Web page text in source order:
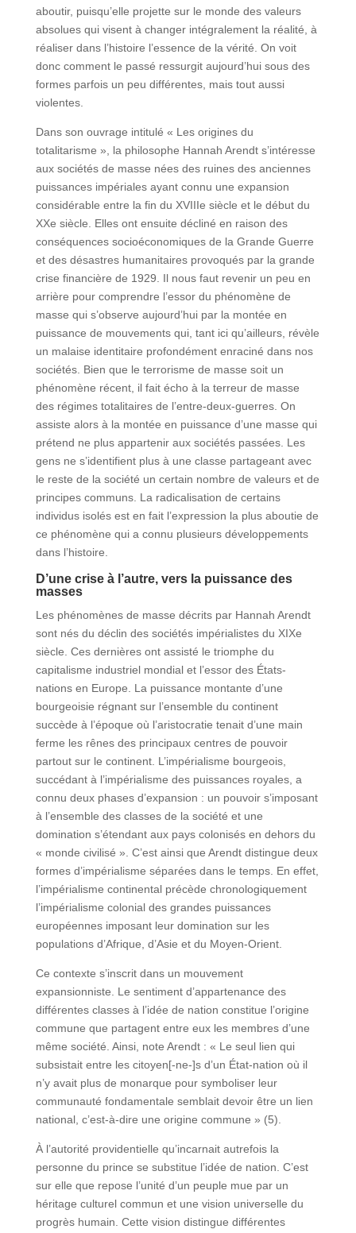
aboutir, puisqu’elle projette sur le monde des valeurs
absolues qui visent à changer intégralement la réalité, à
réaliser dans l’histoire l’essence de la vérité. On voit
donc comment le passé ressurgit aujourd’hui sous des
formes parfois un peu différentes, mais tout aussi
violentes.
Dans son ouvrage intitulé « Les origines du
totalitarisme », la philosophe Hannah Arendt s’intéresse
aux sociétés de masse nées des ruines des anciennes
puissances impériales ayant connu une expansion
considérable entre la fin du XVIIIe siècle et le début du
XXe siècle. Elles ont ensuite décliné en raison des
conséquences socioéconomiques de la Grande Guerre
et des désastres humanitaires provoqués par la grande
crise financière de 1929. Il nous faut revenir un peu en
arrière pour comprendre l’essor du phénomène de
masse qui s’observe aujourd’hui par la montée en
puissance de mouvements qui, tant ici qu’ailleurs, révèle
un malaise identitaire profondément enraciné dans nos
sociétés. Bien que le terrorisme de masse soit un
phénomène récent, il fait écho à la terreur de masse
des régimes totalitaires de l’entre-deux-guerres. On
assiste alors à la montée en puissance d’une masse qui
prétend ne plus appartenir aux sociétés passées. Les
gens ne s’identifient plus à une classe partageant avec
le reste de la société un certain nombre de valeurs et de
principes communs. La radicalisation de certains
individus isolés est en fait l’expression la plus aboutie de
ce phénomène qui a connu plusieurs développements
dans l’histoire.
D’une crise à l’autre, vers la puissance des
masses
Les phénomènes de masse décrits par Hannah Arendt
sont nés du déclin des sociétés impérialistes du XIXe
siècle. Ces dernières ont assisté le triomphe du
capitalisme industriel mondial et l’essor des États-
nations en Europe. La puissance montante d’une
bourgeoisie régnant sur l’ensemble du continent
succède à l’époque où l’aristocratie tenait d’une main
ferme les rênes des principaux centres de pouvoir
partout sur le continent. L’impérialisme bourgeois,
succédant à l’impérialisme des puissances royales, a
connu deux phases d’expansion : un pouvoir s’imposant
à l’ensemble des classes de la société et une
domination s’étendant aux pays colonisés en dehors du
« monde civilisé ». C’est ainsi que Arendt distingue deux
formes d’impérialisme séparées dans le temps. En effet,
l’impérialisme continental précède chronologiquement
l’impérialisme colonial des grandes puissances
européennes imposant leur domination sur les
populations d’Afrique, d’Asie et du Moyen-Orient.
Ce contexte s’inscrit dans un mouvement
expansionniste. Le sentiment d’appartenance des
différentes classes à l’idée de nation constitue l’origine
commune que partagent entre eux les membres d’une
même société. Ainsi, note Arendt : « Le seul lien qui
subsistait entre les citoyen[-ne-]s d’un État-nation où il
n’y avait plus de monarque pour symboliser leur
communauté fondamentale semblait devoir être un lien
national, c’est-à-dire une origine commune » (5).
À l’autorité providentielle qu’incarnait autrefois la
personne du prince se substitue l’idée de nation. C’est
sur elle que repose l’unité d’un peuple mue par un
héritage culturel commun et une vision universelle du
progrès humain. Cette vision distingue différentes